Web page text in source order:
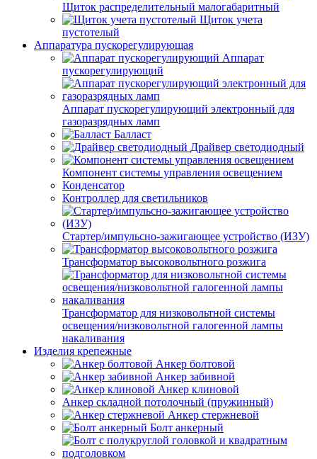
Щиток распределительный малогабаритный
Щиток учета
пустотелый
Аппаратура пускорегулирующая
Аппарат
пускорегулирующий
Аппарат пускорегулирующий электронный для
газоразрядных ламп
Балласт
Драйвер светодиодный
Компонент системы управления освещением
Конденсатор
Контроллер для светильников
Стартер/импульсно-зажигающее устройство (ИЗУ)
Трансформатор высоковольтного розжига
Трансформатор для низковольтной системы
освещения/низковольтной галогенной лампы
накаливания
Изделия крепежные
Анкер болтовой
Анкер забивной
Анкер клиновой
Анкер складной потолочный (пружинный)
Анкер стержневой
Болт анкерный